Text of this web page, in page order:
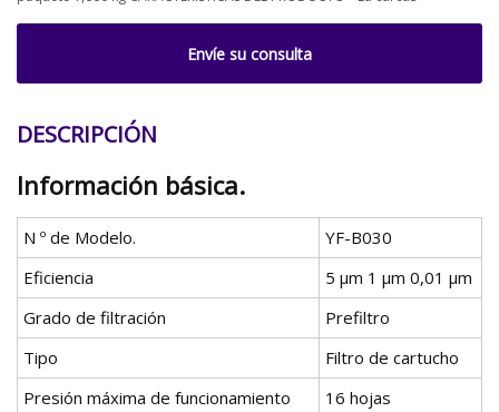
Envíe su consulta
DESCRIPCIÓN
Información básica.
N º de Modelo.
YF-B030
Eficiencia
5 µm 1 µm 0,01 µm
Grado de filtración
Prefiltro
Tipo
Filtro de cartucho
Presión máxima de funcionamiento
16 hojas